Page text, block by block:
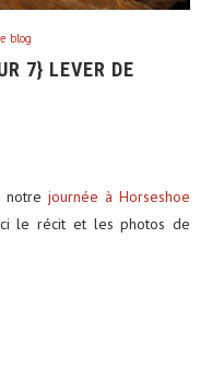
blog
7} LEVER DE
notre journée à Horseshoe
le récit et les photos de